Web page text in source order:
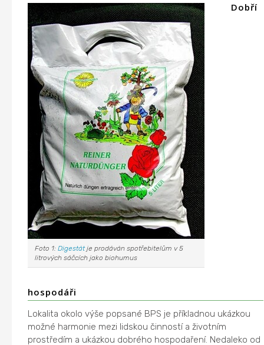
Foto 1:Digestátje prodáván spotřebitelům v 5
litrových sáčcích jako biohumus
Dobří
hospodáři
Lokalita okolo výše popsané BPS je příkladnou ukázkou
možné harmonie mezi lidskou činností a životním
prostředím a ukázkou dobrého hospodaření. Nedaleko od